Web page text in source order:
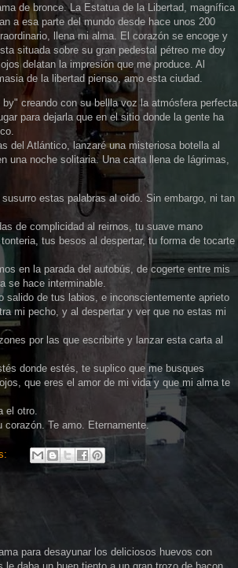
de bronce. La Estatua de la Libertad, magnífica
a esa parte del mundo desde hace unos 200
llena mi alma. El corazón se encoge y
situada sobre su gran pedestal pétreo me doy
delatan la impresión que me produce. Al
de la libertad pienso, amo esta ciudad.
creando con su bellla voz la atmósfera perfecta
para dejarla que en el sitio donde la gente ha
del Atlántico, lanzaré una misteriosa botella al
una noche solitaria. Una carta llena de lágrimas,
estas palabras al oído. Sin embargo, ni tan
de complicidad al reirnos, tu suave mano
tus besos al despertar, tu forma de tocarte
en la parada del autobús, de cogerte entre mis
se hace interminable.
salido de tus labios, e inconscientemente aprieto
mi pecho, y al despertar y ver que no estas mi
por las que escribirte y lanzar esta carta al
donde estés, te suplico que me busques
que eres el amor de mi vida y que mi alma te
el otro.
Te amo. Eternamente.
para desayunar los deliciosos huevos con